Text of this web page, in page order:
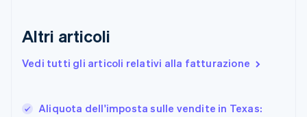
Altri articoli
Vedi tutti gli articoli relativi alla fatturazione
Aliquota dell'imposta sulle vendite in Texas:
Danimarca
Emirati Arabi Uniti
English